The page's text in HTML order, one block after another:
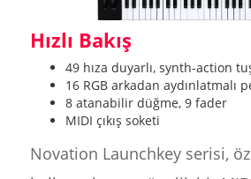
Hızlı Bakış
49 hıza duyarlı, synth-action
16 RGB arkadan aydınlatmalı
8 atanabilir düğme, 9 fader
MIDI çıkış soketi
Novation Launchkey serisi,